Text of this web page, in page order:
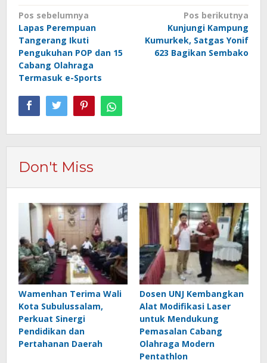
Navigasi
pos
Pos sebelumnya
Lapas Perempuan
Tangerang Ikuti
Pengukuhan POP dan 15
Cabang Olahraga
Termasuk e-Sports
Pos berikutnya
Kunjungi Kampung
Kumurkek, Satgas Yonif
623 Bagikan Sembako
Don't Miss
Wamenhan Terima Wali
Kota Subulussalam,
Perkuat Sinergi
Pendidikan dan
Pertahanan Daerah
Dosen UNJ Kembangkan
Alat Modifikasi Laser
untuk Mendukung
Pemasalan Cabang
Olahraga Modern
Pentathlon